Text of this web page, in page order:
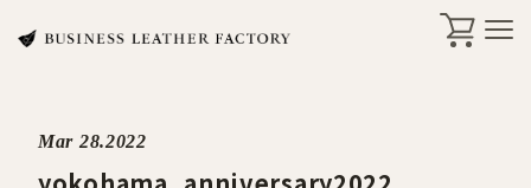
search
Mar 28.2022